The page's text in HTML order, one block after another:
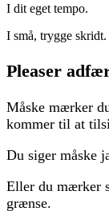
I dit eget tempo.
I små, trygge skridt.
Pleaser
Måske mærker
kommer til at
Du siger måske
Eller du mærker
grænse.